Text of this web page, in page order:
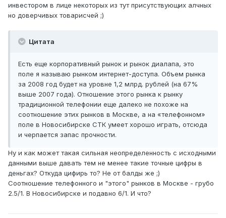
инвестором в лице некоторых из тут присутствующих алчных
но доверчивых товарисчей ;)
Цитата
Есть еще корпоративный рынок и рынок диалапа, это
поле я называю рынком интернет-доступа. Объем рынка
за 2008 год будет на уровне 1,2 млрд. рублей (на 67%
выше 2007 года). Отношение этого рынка к рынку
традиционной телефонии еще далеко не похоже на
соотношение этих рынков в Москве, а на «телефонном»
поле в Новосибирске СТК умеет хорошо играть, отсюда
и черпается запас прочности.
Ну и как может такая сильная неопределенность с исходными
данными выше давать тем не менее такие точные цифры в
деньгах? Откуда цифирь то? Не от балды же ;)
Соотношение телефонного и "этого" рынков в Москве - грубо
2.5/1. В Новосибирске и подавно 6/1. И что?